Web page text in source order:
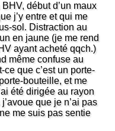
début d’un maux
j’y entre et qui me
sol. Distraction au
en jaune (je me rend
ayant acheté qqch.)
même confuse au
que c’est un porte-
bouteille, et me
été dirigée au rayon
que je n’ai pas
me suis pas sentie